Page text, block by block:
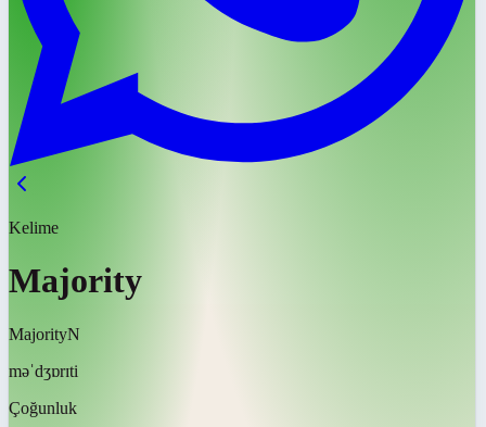
Kelime
Majority
MajorityN
məˈdʒɒrɪti
Çoğunluk